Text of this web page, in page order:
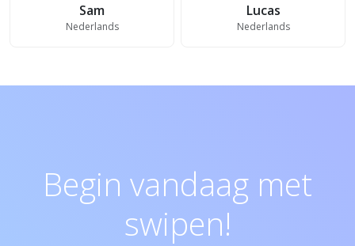
Sam
Nederlands
Lucas
Nederlands
Begin vandaag met
swipen!